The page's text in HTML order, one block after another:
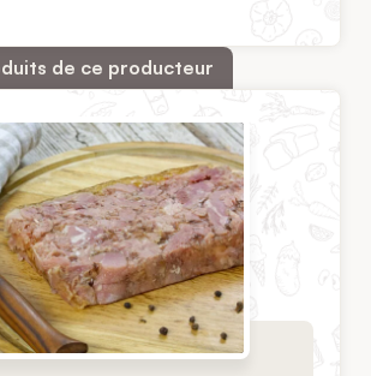
de ce producteur